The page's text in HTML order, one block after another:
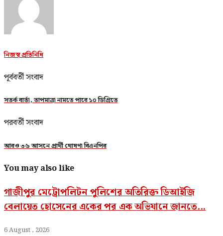
নিজস্ব প্রতিনিধি
পূর্ববর্তী সংবাদ
সতর্ক বার্তা, তাপমাত্রা নামতে পারে ১০ ডিগ্রিতে
পরবর্তী সংবাদ
আরও ৩৬ আসনে প্রার্থী ঘোষণা বিএনপির
You may also like
গাজীপুর মেট্রোপলিটন পুলিশের অতিরিক্ত ডিআইজি
বেলায়েত হোসেনের একের পর এক অভিযানে জানতে...
6 August , 2026